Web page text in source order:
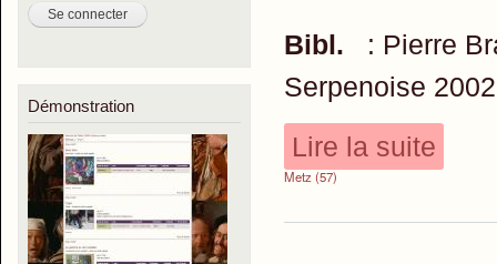
Démonstration
Bibl. : Pierre
Serpenoise
Lire la suite
Metz (57)